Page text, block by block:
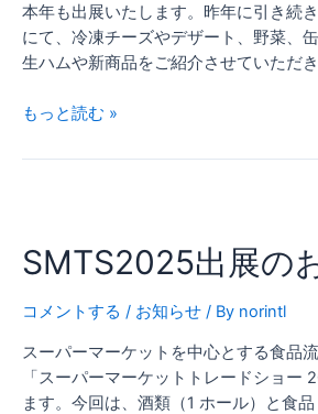
本年も出展いたします。昨年に引き続
にて、冷凍チーズやデザート、野菜、
生ハムや新商品をご紹介させていただ
もっと読む »
SMTS2025出展の
コメントする / お知らせ / By norintl
スーパーマーケットを中心とする食品
「スーパーマーケットトレードショー
ます。今回は、酒類（1 ホール）と食品
展
の
お
ら
せ